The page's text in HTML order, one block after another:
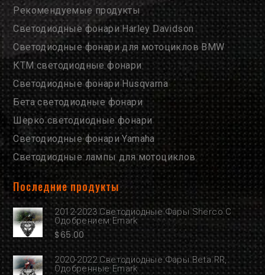
Рекомендуемые продукты
Светодиодные фонари Harley Davidson
Светодиодные фонари для мотоциклов BMW
КТМ светодиодные фонари
Светодиодные фонари Husqvarna
Бета светодиодные фонари
Шерко светодиодные фонари
Светодиодные фонари Yamaha
Светодиодные лампы для мотоциклов
Последние продукты
2012-2023 Светодиодные Фары Sherco С
Одобрением Emark
$65.00
2020-2022 Светодиодные Фары Beta RR,
Одобренные Emark